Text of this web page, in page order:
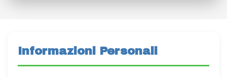
Informazioni Personali